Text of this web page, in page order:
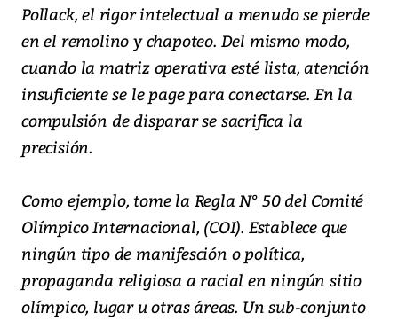
Pollack, el rigor intelectual a menudo se pierde
en el remolino y chapoteo. Del mismo modo,
cuando la matriz operativa esté lista, atención
insuficiente se le page para conectarse. En la
compulsión de disparar se sacrifica la
precisión.
Como ejemplo, tome la Regla N° 50 del Comité
Olímpico Internacional, (COI). Establece que
ningún tipo de manifesción o política,
propaganda religiosa a racial en ningún sitio
olímpico, lugar u otras áreas. Un sub-conjunto